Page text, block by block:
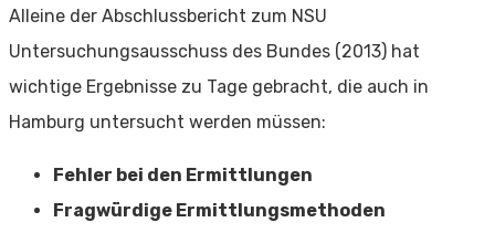
Alleine der Abschlussbericht zum NSU
Untersuchungsausschuss des Bundes (2013) hat
wichtige Ergebnisse zu Tage gebracht, die auch in
Hamburg untersucht werden müssen:
Fehler bei den Ermittlungen
Fragwürdige Ermittlungsmethoden